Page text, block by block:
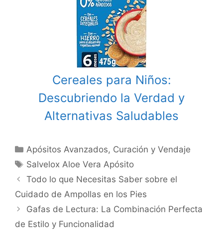
Cereales para Niños:
Descubriendo la Verdad y
Alternativas Saludables
Categories
Apósitos Avanzados, Curación y Vendaje
Tags
Salvelox Aloe Vera Apósito
Post
navigation
Todo lo que Necesitas Saber sobre el
Cuidado de Ampollas en los Pies
Gafas de Lectura: La Combinación Perfecta
de Estilo y Funcionalidad